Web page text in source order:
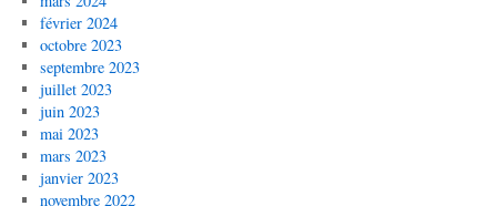
février 2024
octobre 2023
septembre 2023
juillet 2023
juin 2023
mai 2023
mars 2023
janvier 2023
novembre 2022